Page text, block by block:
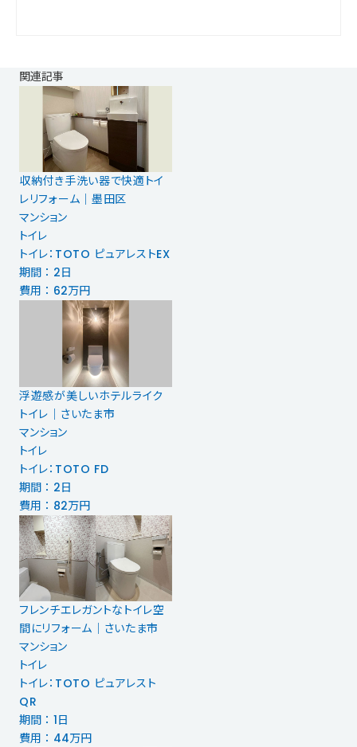
関連記事
収納付き手洗い器で快適トイ
レリフォーム｜墨田区
マンション
トイレ
トイレ：TOTO ピュアレストEX
期間 ： 2日
費用 ： 62万円
浮遊感が美しいホテルライク
トイレ｜さいたま市
マンション
トイレ
トイレ：TOTO FD
期間 ： 2日
費用 ： 82万円
フレンチエレガントなトイレ空
間にリフォーム｜さいたま市
マンション
トイレ
トイレ：TOTO ピュアレスト
QR
期間 ： 1日
費用 ： 44万円